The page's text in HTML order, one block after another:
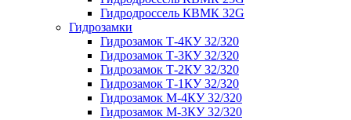
Гидродроссель КВМК 32G
Гидрозамки
Гидрозамок Т-4КУ 32/320
Гидрозамок Т-3КУ 32/320
Гидрозамок Т-2КУ 32/320
Гидрозамок Т-1КУ 32/320
Гидрозамок М-4КУ 32/320
Гидрозамок М-3КУ 32/320